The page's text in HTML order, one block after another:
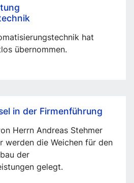
hat
übernommen.
in der Firmenführung
Herrn Andreas Stehmer
werden die Weichen für den
der
gelegt.